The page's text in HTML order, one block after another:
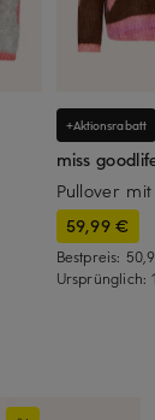
+Aktionsrabatt
miss
Pullover
59,99 €
Bestpreis:
Ursprünglich: